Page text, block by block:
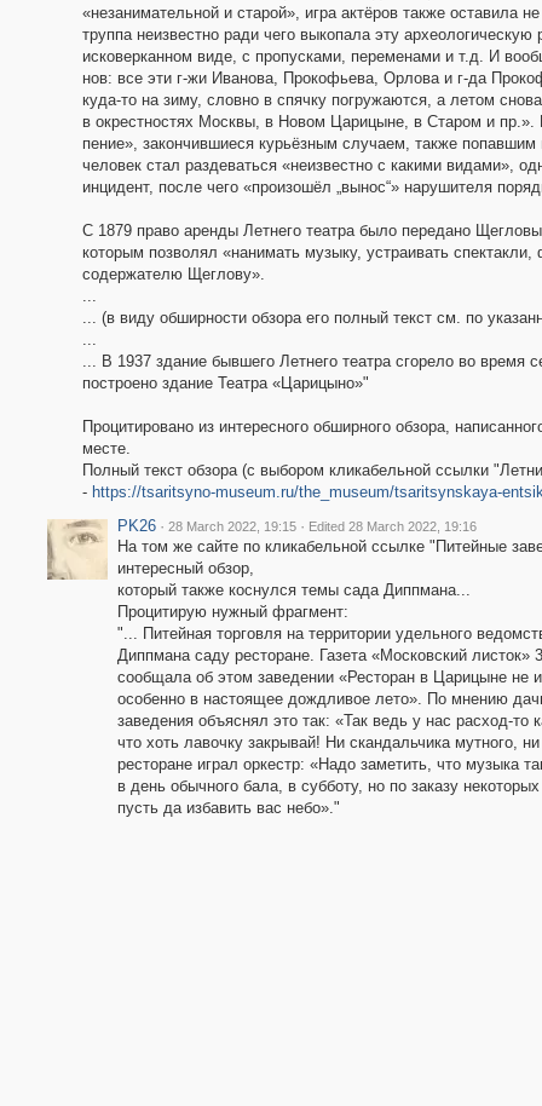
«незанимательной и старой», игра актёров также оставила
труппа неизвестно ради чего выкопала эту
исковерканном виде, с пропусками, переменами и т.д. И
нов: все эти г-жи Иванова, Прокофьева, Орлова и г-да
куда-то на зиму, словно в спячку погружаются, а летом
в окрестностях Москвы, в Новом Царицыне, в Старом и
пение», закончившиеся курьёзным случаем, также
человек стал раздеваться «неизвестно с какими видами»,
инцидент, после чего «произошёл „вынос“» нарушителя
С 1879 право аренды Летнего театра было передано
которым позволял «нанимать музыку, устраивать
содержателю Щеглову».
...
... (в виду обширности обзора его полный текст см. по
...
... В 1937 здание бывшего Летнего театра сгорело во время
построено здание Театра «Царицыно»"
Процитировано из интересного обширного обзора,
месте.
Полный текст обзора (с выбором кликабельной ссылки
- https://tsaritsyno-museum.ru/the_museum/tsaritsynskaya-
PK26 · 28 March 2022, 19:15 · Edited 28 March 2022, 19:16
На том же сайте по кликабельной ссылке "Питейные
интересный обзор,
который также коснулся темы сада Диппмана...
Процитирую нужный фрагмент:
"... Питейная торговля на территории удельного
Диппмана саду ресторане. Газета «Московский
сообщала об этом заведении «Ресторан в Царицыне не
особенно в настоящее дождливое лето». По мнению
заведения объяснял это так: «Так ведь у нас расход-
что хоть лавочку закрывай! Ни скандальчика мутного,
ресторане играл оркестр: «Надо заметить, что музыка
в день обычного бала, в субботу, но по заказу
пусть да избавить вас небо»."